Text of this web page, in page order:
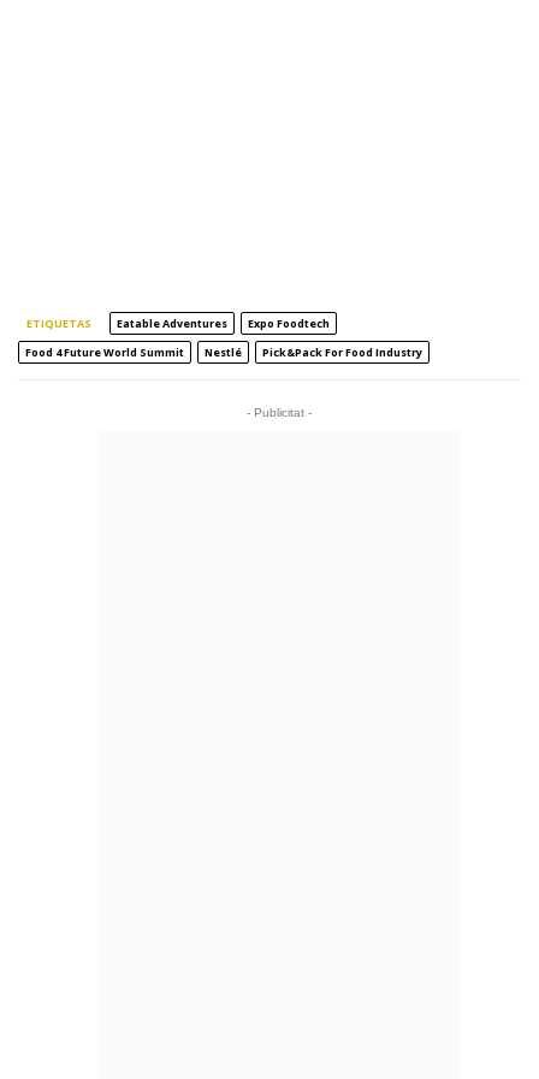
ETIQUETAS Eatable Adventures
Expo Foodtech
Food 4 Future World Summit
Nestlé Pick&Pack For Food Industry
- Publicitat -